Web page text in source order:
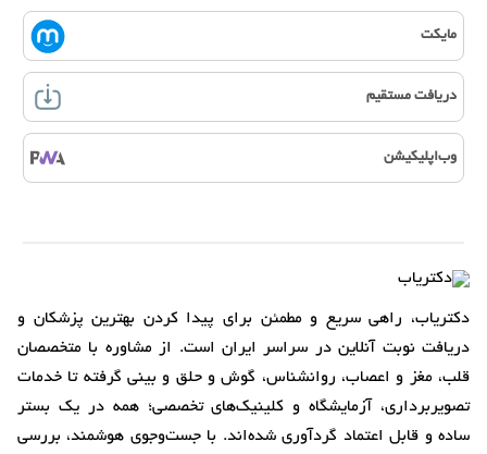
مایکت
دریافت مستقیم
وب‌اپلیکیشن
دکتریاب، راهی سریع و مطمئن برای پیدا کردن بهترین پزشکان و
دریافت نوبت آنلاین در سراسر ایران است. از مشاوره با متخصصان
قلب، مغز و اعصاب، روانشناس، گوش و حلق و بینی گرفته تا خدمات
تصویربرداری، آزمایشگاه و کلینیک‌های تخصصی؛ همه در یک بستر
ساده و قابل اعتماد گردآوری شده‌اند. با جست‌وجوی هوشمند، بررسی